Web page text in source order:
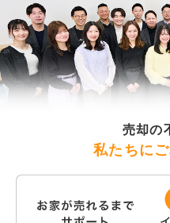
売却の
私たちに